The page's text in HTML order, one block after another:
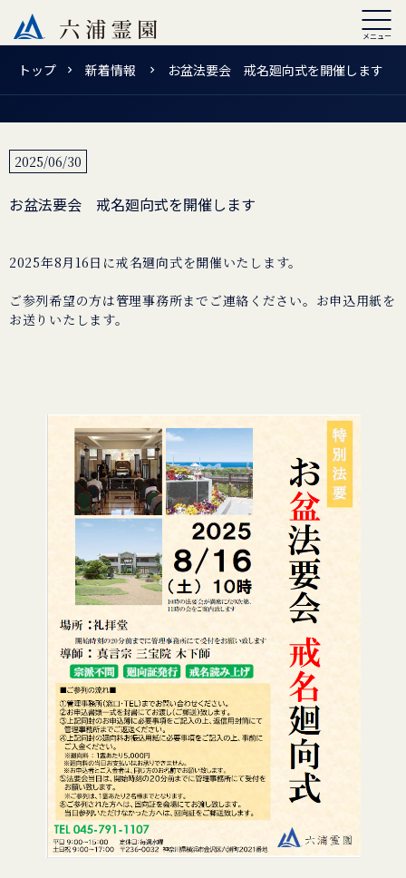
トップ 新着情報 お盆法要会 戒名廻向式を開催します
2025/06/30
お盆法要会 戒名廻向式を開催します
2025年8月16日に戒名廻向式を開催いたします。
ご参列希望の方は管理事務所までご連絡ください。お申込用紙を
お送りいたします。